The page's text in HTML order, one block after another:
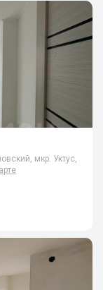
мкр. Уктус,